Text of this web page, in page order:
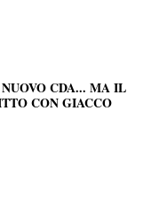
CDA... MA IL
CON GIACCO